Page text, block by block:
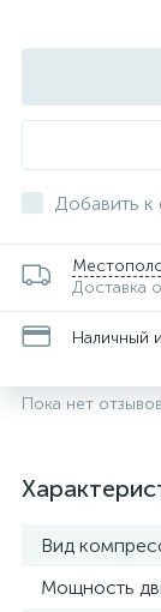
Добавить
Доставка
Наличный
Пока нет отзывов
Вид
Мощность